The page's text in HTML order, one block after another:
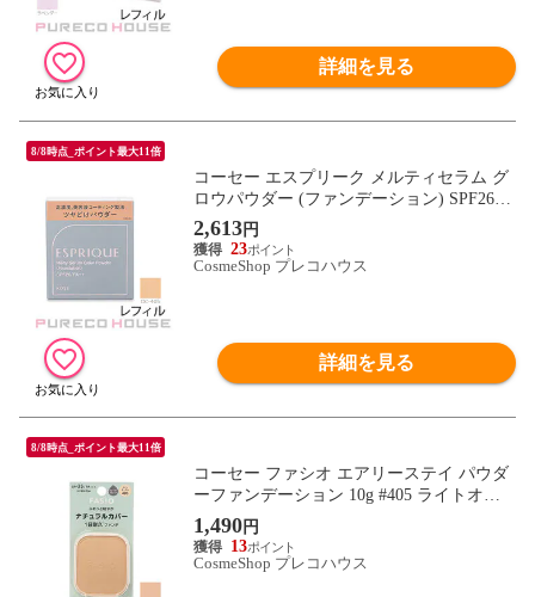
詳細を見る
8/8時点_ポイント最大11倍
コーセー エスプリーク メルティセラム グ
ロウパウダー (ファンデーション) SPF26・
PA++ 9g #OC-405 オークル レフィル
2,613円
23
CosmeShop プレコハウス
詳細を見る
8/8時点_ポイント最大11倍
コーセー ファシオ エアリーステイ パウダ
ーファンデーション 10g #405 ライトオー
クル レフィル
1,490円
13
CosmeShop プレコハウス